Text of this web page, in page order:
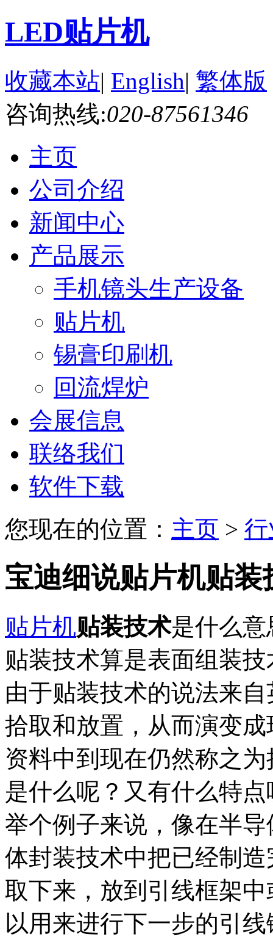
LED贴片机
收藏本站| English| 繁体版
咨询热线:020-87561346
主页
公司介绍
新闻中心
产品展示
手机镜头生产设备
贴片机
锡膏印刷机
回流焊炉
会展信息
联络我们
软件下载
您现在的位置： 主页 >
宝迪细说贴片机贴装
贴片机贴装技术是什么意
贴装技术算是表面组装
由于贴装技术的说法来自
拾取和放置，从而演变
资料中到现在仍然称之
是什么呢？又有什么特点
举个例子来说，像在半
体封装技术中把已经制
取下来，放到引线框架
以用来进行下一步的引